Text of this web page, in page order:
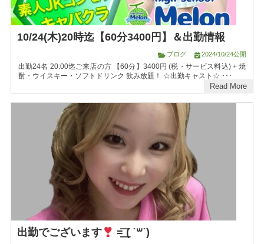
10/24(木)20時迄【60分3400円】＆出勤情報
ブログ 2024/10/24公開
出勤24名 20:00迄ご来店の方 【60分】3400円 (税・サービス料込) + 焼
酎・ウイスキー・ソフトドリンク 飲み放題！ ☆出勤キャスト☆ ･･･
Read More
出勤でございます =͟͟͞͞ ( ˙꒳​˙)